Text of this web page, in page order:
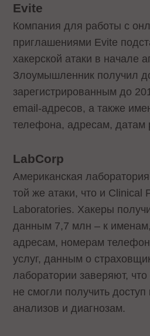
Evite
Компания для работы с
приглашениями Evite
хакерской атаки в начале
Злоумышленник получил
зарегистрированным до
email-адресов, а также
телефона, адресам, датам
LabCorp
Американская
той же атаки, что и Clinical
Laboratories. Хакеры
данным 7,7 млн – к
адресам, номерам
услуг, данным о
лаборатории заверяют,
не смогли получить доступ
анализов и диагнозам.